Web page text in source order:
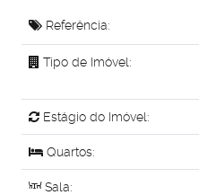
Referência:
Tipo de Imóvel:
Estágio do Imóvel:
Quartos:
Sala: